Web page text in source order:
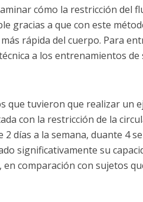
cómo la restricción del
gracias a que con este
rápida del cuerpo. Para
a los entrenamientos
que tuvieron que realizar un
con la restricción de la
días a la semana, duante 4
significativamente su
comparación con sujetos